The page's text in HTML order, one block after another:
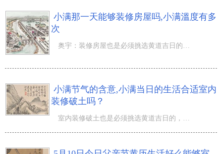
小满那一天能够装修房屋吗,小满溫度有多
次
奥宇：装修房屋也是必须挑选黄道吉日的哦，那麼小满那一天能够装修房屋吗,小满溫度有多次？人间四月天，四
小满节气的含意,小满当日的生活合适室内
装修破土吗？
室内装修破土也是必须挑选黄道吉日的，那麼小满节气的含意,小满当日的生活合适室内装修破土吗？农历四月也